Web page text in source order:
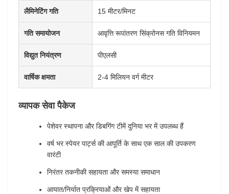
लैमिनेटिंग गति 15 मीटर/मिनट
गति समायोजन आवृत्ति रूपांतरण सिंक्रोनस गति विनियमन
विद्युत नियंत्रण पीएलसी
वार्षिक क्षमता 2-4 मिलियन वर्ग मीटर
व्यापक सेवा पैकेज
पेशेवर स्थापना और डिबगिंग टीमें दुनिया भर में उपलब्ध हैं
वर्ष भर स्पेयर पार्ट्स की आपूर्ति के साथ एक साल की उपकरण
वारंटी
निरंतर तकनीकी सहायता और समस्या समाधान
आयात/निर्यात प्रक्रियाओं और खेप में सहायता